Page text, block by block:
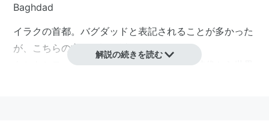
Baghdad
イラクの首都。バグダッド と表記されることが多かった
が、こちらの方が原語に近い。
もともとティグリス川流域はシュメールの時代から世界
解説の続きを読む